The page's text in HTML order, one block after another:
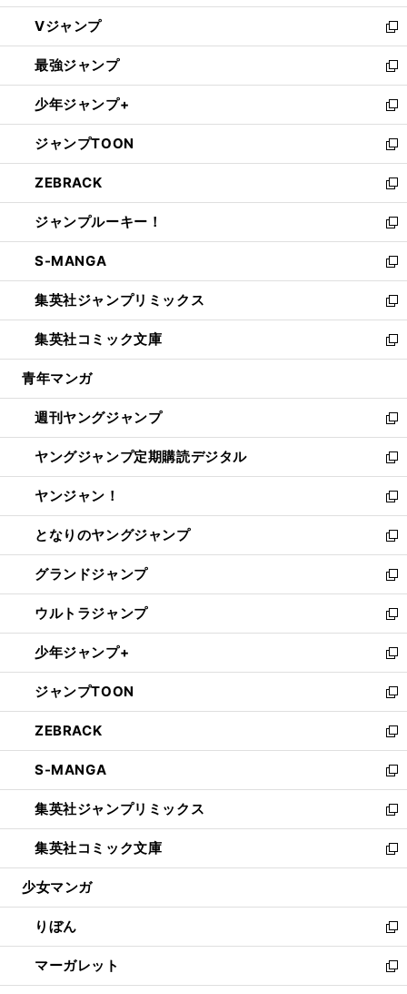
ウ
ィ
ン
ド
ウ
で
開
く
し
い
ウ
ィ
ン
ド
ウ
で
開
く
Vジャンプ
新
し
い
ウ
ィ
ン
ド
ウ
で
開
く
最強ジャンプ
新
し
い
ウ
ィ
ン
ド
ウ
で
開
く
少年ジャンプ+
新
し
い
ウ
ィ
ン
ド
ウ
で
開
く
ジャンプTOON
新
し
い
ウ
ィ
ン
ド
ウ
で
開
く
ZEBRACK
新
し
い
ウ
ィ
ン
ド
ウ
で
開
ジャンプルーキー！
新
し
い
ウ
ィ
ン
ド
ウ
開
く
S-MANGA
新
し
い
ウ
ィ
ン
ウ
で
開
く
集英社ジャンプリミックス
新
し
い
ウ
ン
ド
ウ
で
開
く
集英社コミック文庫
新
し
ウ
ィ
ン
ド
ウ
で
開
く
青年マンガ
週刊ヤングジャンプ
新
し
い
ウ
ィ
ン
ド
ウ
で
開
く
ヤングジャンプ定期購読デジタル
新
し
い
ウ
ィ
ン
ド
ウ
で
開
く
ヤンジャン！
新
し
い
ウ
ィ
ン
ド
ウ
で
開
く
となりのヤングジャンプ
新
し
い
ウ
ィ
ン
ド
ウ
で
開
く
グランドジャンプ
新
し
い
ウ
ィ
ン
ド
ウ
で
開
く
ウルトラジャンプ
新
し
い
ウ
ィ
ン
ド
ウ
で
開
く
少年ジャンプ+
新
し
い
ウ
ィ
ン
ド
ウ
で
開
く
ジャンプTOON
新
し
い
ウ
ィ
ン
ド
ウ
で
開
ZEBRACK
新
し
い
ウ
ィ
ン
ド
ウ
開
く
S-MANGA
新
し
い
ウ
ィ
ン
ウ
で
開
く
集英社ジャンプリミックス
新
し
い
ウ
ン
ド
ウ
で
開
集英社コミック文庫
新
し
ウ
ィ
ン
ド
ウ
少女マンガ
りぼん
新
し
い
ウ
マーガレット
新
し